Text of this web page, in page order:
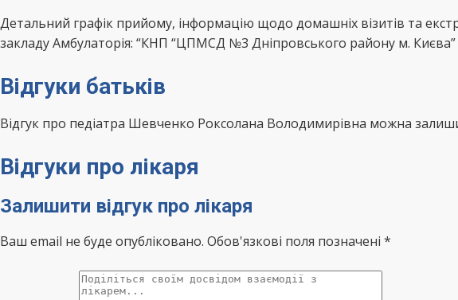
Детальний графік прийому, інформацію щодо домашніх візитів та
закладу Амбулаторія: “КНП “ЦПМСД №3 Дніпровського району м. Києва”
Відгуки батьків
Відгук про педіатра Шевченко Роксолана Володимирівна можна
Відгуки про лікаря
Залишити відгук про лікаря
Ваш email не буде опубліковано. Обов'язкові поля позначені *